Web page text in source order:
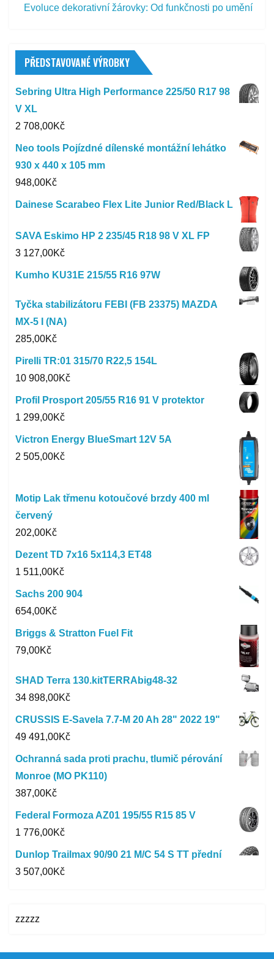
Evoluce dekorativní žárovky: Od funkčnosti po umění
PŘEDSTAVOVANÉ VÝROBKY
Sebring Ultra High Performance 225/50 R17 98
V XL
2 708,00Kč
Neo tools Pojízdné dílenské montážní lehátko
930 x 440 x 105 mm
948,00Kč
Dainese Scarabeo Flex Lite Junior Red/Black L
SAVA Eskimo HP 2 235/45 R18 98 V XL FP
3 127,00Kč
Kumho KU31E 215/55 R16 97W
Tyčka stabilizátoru FEBI (FB 23375) MAZDA
MX-5 I (NA)
285,00Kč
Pirelli TR:01 315/70 R22,5 154L
10 908,00Kč
Profil Prosport 205/55 R16 91 V protektor
1 299,00Kč
Victron Energy BlueSmart 12V 5A
2 505,00Kč
Motip Lak třmenu kotoučové brzdy 400 ml
červený
202,00Kč
Dezent TD 7x16 5x114,3 ET48
1 511,00Kč
Sachs 200 904
654,00Kč
Briggs & Stratton Fuel Fit
79,00Kč
SHAD Terra 130.kitTERRAbig48-32
34 898,00Kč
CRUSSIS E-Savela 7.7-M 20 Ah 28" 2022 19"
49 491,00Kč
Ochranná sada proti prachu, tlumič pérování
Monroe (MO PK110)
387,00Kč
Federal Formoza AZ01 195/55 R15 85 V
1 776,00Kč
Dunlop Trailmax 90/90 21 M/C 54 S TT přední
3 507,00Kč
zzzzz